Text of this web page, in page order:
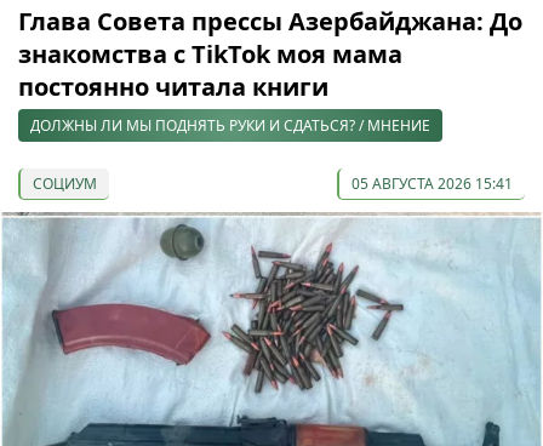
Глава Совета прессы Азербайджана: До
знакомства с TikTok моя мама
постоянно читала книги
ДОЛЖНЫ ЛИ МЫ ПОДНЯТЬ РУКИ И СДАТЬСЯ? / МНЕНИЕ
СОЦИУМ 05 АВГУСТА 2026 15:41